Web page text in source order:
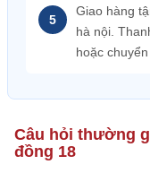
Giao hàng
hà nội.
hoặc
Câu hỏi thường
đồng 18